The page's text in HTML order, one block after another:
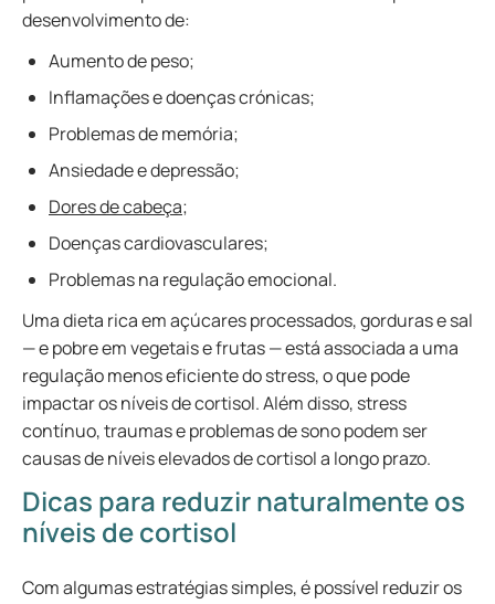
desenvolvimento de:
Aumento de peso;
Inflamações e doenças crónicas;
Problemas de memória;
Ansiedade e depressão;
Dores de cabeça;
Doenças cardiovasculares;
Problemas na regulação emocional.
Uma dieta rica em açúcares processados, gorduras e sal
— e pobre em vegetais e frutas — está associada a uma
regulação menos eficiente do stress, o que pode
impactar os níveis de cortisol. Além disso, stress
contínuo, traumas e problemas de sono podem ser
causas de níveis elevados de cortisol a longo prazo.
Dicas para reduzir naturalmente os
níveis de cortisol
Com algumas estratégias simples, é possível reduzir os